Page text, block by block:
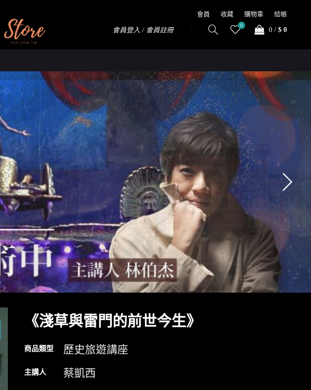
會員 收藏 購物車 結帳
會員登入 / 會員註冊
0
0 / $ 0
《淺草與雷門的前世今生》
商品類型 歷史旅遊講座
主講人 蔡凱西